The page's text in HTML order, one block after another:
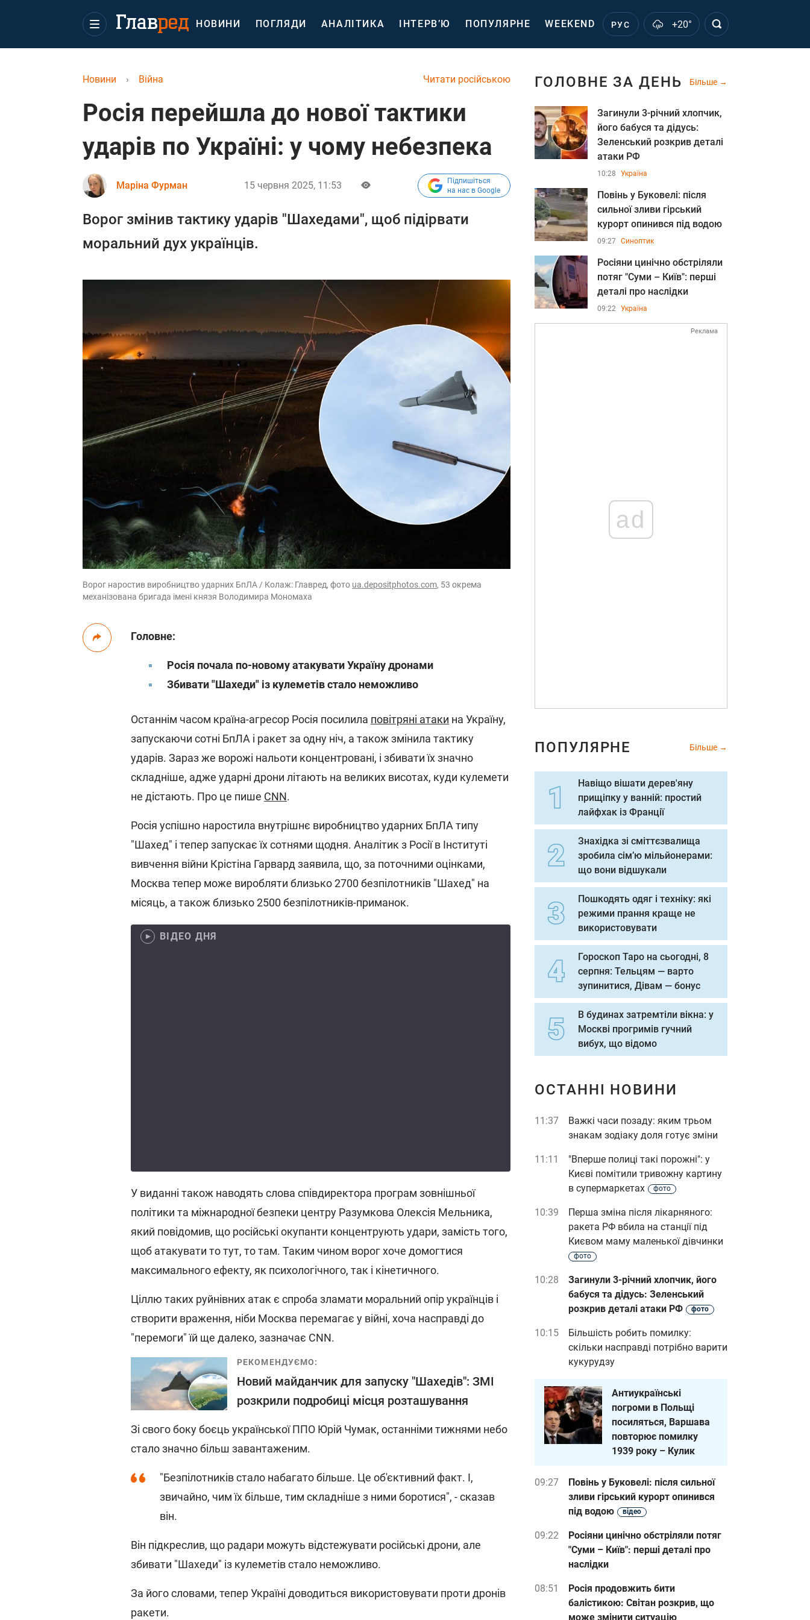
НОВИНИ ПОГЛЯДИ АНАЛІТИКА ІНТЕРВ’Ю ПОПУЛЯРНЕ WEEKEND РУС +20°
Читати російською
Новини › Війна
Росія перейшла до нової тактики
ударів по Україні: у чому небезпека
Маріна Фурман 15 червня 2025, 11:53
Підпишіться
на нас в Google
Ворог змінив тактику ударів "Шахедами", щоб підірвати
моральний дух українців.
Ворог наростив виробництво ударних БпЛА / Колаж: Главред, фото ua.depositphotos.com, 53 окрема
механізована бригада імені князя Володимира Мономаха
Головне:
Росія почала по-новому атакувати Україну дронами
Збивати "Шахеди" із кулеметів стало неможливо
Останнім часом країна-агресор Росія посилила повітряні атаки на Україну,
запускаючи сотні БпЛА і ракет за одну ніч, а також змінила тактику
ударів. Зараз же ворожі нальоти концентровані, і збивати їх значно
складніше, адже ударні дрони літають на великих висотах, куди кулемети
не дістають. Про це пише CNN.
Росія успішно наростила внутрішнє виробництво ударних БпЛА типу
"Шахед" і тепер запускає їх сотнями щодня. Аналітик з Росії в Інституті
вивчення війни Крістіна Гарвард заявила, що, за поточними оцінками,
Москва тепер може виробляти близько 2700 безпілотників "Шахед" на
місяць, а також близько 2500 безпілотників-приманок.
ВІДЕО ДНЯ
У виданні також наводять слова співдиректора програм зовнішньої
політики та міжнародної безпеки центру Разумкова Олексія Мельника,
який повідомив, що російські окупанти концентрують удари, замість того,
щоб атакувати то тут, то там. Таким чином ворог хоче домогтися
максимального ефекту, як психологічного, так і кінетичного.
Ціллю таких руйнівних атак є спроба зламати моральний опір українців і
створити враження, ніби Москва перемагає у війні, хоча насправді до
"перемоги" їй ще далеко, зазначає CNN.
РЕКОМЕНДУЄМО:
Новий майданчик для запуску "Шахедів": ЗМІ
розкрили подробиці місця розташування
Зі свого боку боєць української ППО Юрій Чумак, останніми тижнями небо
стало значно більш завантаженим.
"Безпілотників стало набагато більше. Це об'єктивний факт. І,
звичайно, чим їх більше, тим складніше з ними боротися", - сказав
він.
Він підкреслив, що радари можуть відстежувати російські дрони, але
збивати "Шахеди" із кулеметів стало неможливо.
За його словами, тепер Україні доводиться використовувати проти дронів
ракети.
ГОЛОВНЕ ЗА ДЕНЬ Більше
Загинули 3-річний хлопчик,
його бабуся та дідусь:
Зеленський розкрив деталі
атаки РФ
10:28 Україна
Повінь у Буковелі: після
сильної зливи гірський
курорт опинився під водою
09:27 Синоптик
Росіяни цинічно обстріляли
потяг "Суми – Київ": перші
деталі про наслідки
09:22 Україна
Реклама
ad
ПОПУЛЯРНЕ Більше
Навіщо вішати дерев'яну
прищіпку у ванній: простий
лайфхак із Франції
Знахідка зі сміттєзвалища
зробила сім’ю мільйонерами:
що вони відшукали
Пошкодять одяг і техніку: які
режими прання краще не
використовувати
Гороскоп Таро на сьогодні, 8
серпня: Тельцям — варто
зупинитися, Дівам — бонус
В будинах затремтіли вікна: у
Москві прогримів гучний
вибух, що відомо
ОСТАННІ НОВИНИ
11:37
Важкі часи позаду: яким трьом
знакам зодіаку доля готує зміни
11:11
"Вперше полиці такі порожні": у
Києві помітили тривожну картину
в супермаркетах
фото
10:39
Перша зміна після лікарняного:
ракета РФ вбила на станції під
Києвом маму маленької дівчинки
фото
10:28
Загинули 3-річний хлопчик, його
бабуся та дідусь: Зеленський
розкрив деталі атаки РФ
фото
10:15
Більшість робить помилку:
скільки насправді потрібно варити
кукурудзу
Антиукраїнські
погроми в Польщі
посиляться, Варшава
повторює помилку
1939 року – Кулик
09:27
Повінь у Буковелі: після сильної
зливи гірський курорт опинився
під водою
відео
09:22
Росіяни цинічно обстріляли потяг
"Суми – Київ": перші деталі про
наслідки
08:51
Росія продовжить бити
балістикою: Світан розкрив, що
може змінити ситуацію